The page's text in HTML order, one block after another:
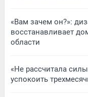
«Вам зачем он?»:
восстанавливает
области
«Не рассчитала
успокоить